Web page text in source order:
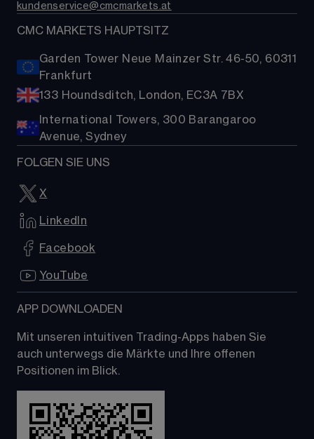
Aktien-Baskets
Hilfe
Presse
kundenservice@cmcmarkets.at
CMC MARKETS HAUPTSITZ
Garden Tower Neue Mainzer Str. 46-50, 60311
Frankfurt
133 Houndsditch, London, EC3A 7BX
International Towers, 300 Barangaroo
Avenue, Sydney
FOLGEN SIE UNS
X
LinkedIn
Facebook
YouTube
APP DOWNLOADEN
Mit unseren intuitiven Trading-Apps haben Sie
auch unterwegs die Märkte und Ihre offenen
Positionen im Blick.